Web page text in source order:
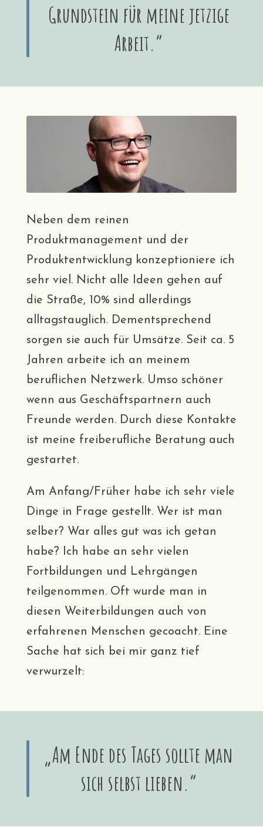
Grundstein für meine jetzige
Arbeit.“
Neben dem reinen
Produktmanagement und der
Produktentwicklung konzeptioniere ich
sehr viel. Nicht alle Ideen gehen auf
die Straße, 10% sind allerdings
alltagstauglich. Dementsprechend
sorgen sie auch für Umsätze. Seit ca. 5
Jahren arbeite ich an meinem
beruflichen Netzwerk. Umso schöner
wenn aus Geschäftspartnern auch
Freunde werden. Durch diese Kontakte
ist meine freiberufliche Beratung auch
gestartet.
Am Anfang/Früher habe ich sehr viele
Dinge in Frage gestellt. Wer ist man
selber? War alles gut was ich getan
habe? Ich habe an sehr vielen
Fortbildungen und Lehrgängen
teilgenommen. Oft wurde man in
diesen Weiterbildungen auch von
erfahrenen Menschen gecoacht. Eine
Sache hat sich bei mir ganz tief
verwurzelt:
„Am Ende des Tages sollte man
sich selbst lieben.“